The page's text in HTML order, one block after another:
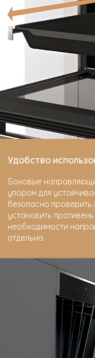
Удобство
Боковые
упором для
безопасно проверить
установить
необходимости
отдельно.